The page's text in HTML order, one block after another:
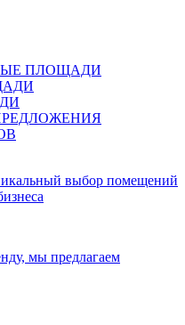
ПЛОЩАДИ
выбор помещений
мы предлагаем